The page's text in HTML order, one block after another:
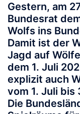
Gestern, am
Bundesrat
Wolfs ins
Damit ist der
Jagd auf
dem 1. Juli
explizit auch
vom 1. Juli bis
Die